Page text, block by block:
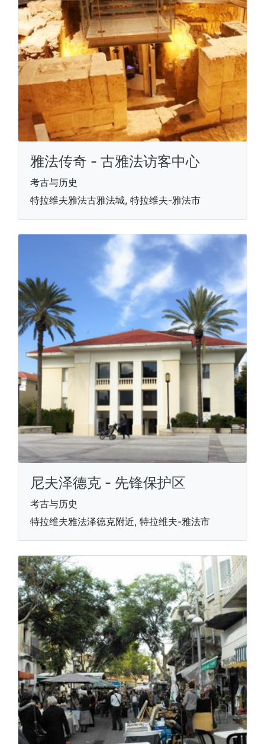
雅法传奇 - 古雅法访客中心
考古与历史
特拉维夫雅法古雅法城, 特拉维夫-雅法市
尼夫泽德克 - 先锋保护区
考古与历史
特拉维夫雅法泽德克附近, 特拉维夫-雅法市